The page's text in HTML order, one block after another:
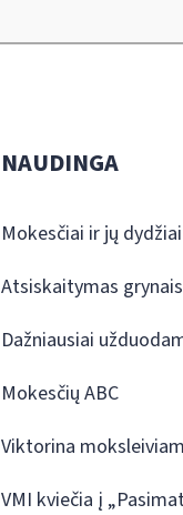
NAUDINGA
Mokesčiai ir jų dydžiai
Atsiskaitymas
Dažniausiai
Mokesčių ABC
Viktorina
VMI kviečia į